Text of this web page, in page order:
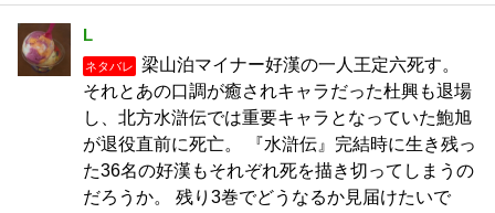
L
ネタバレ
梁山泊マイナー好漢の一人王定六死す。
それとあの口調が癒されキャラだった杜興も退場
し、北方水滸伝では重要キャラとなっていた鮑旭
が退役直前に死亡。 『水滸伝』完結時に生き残っ
た36名の好漢もそれぞれ死を描き切ってしまうの
だろうか。 残り3巻でどうなるか見届けたいで